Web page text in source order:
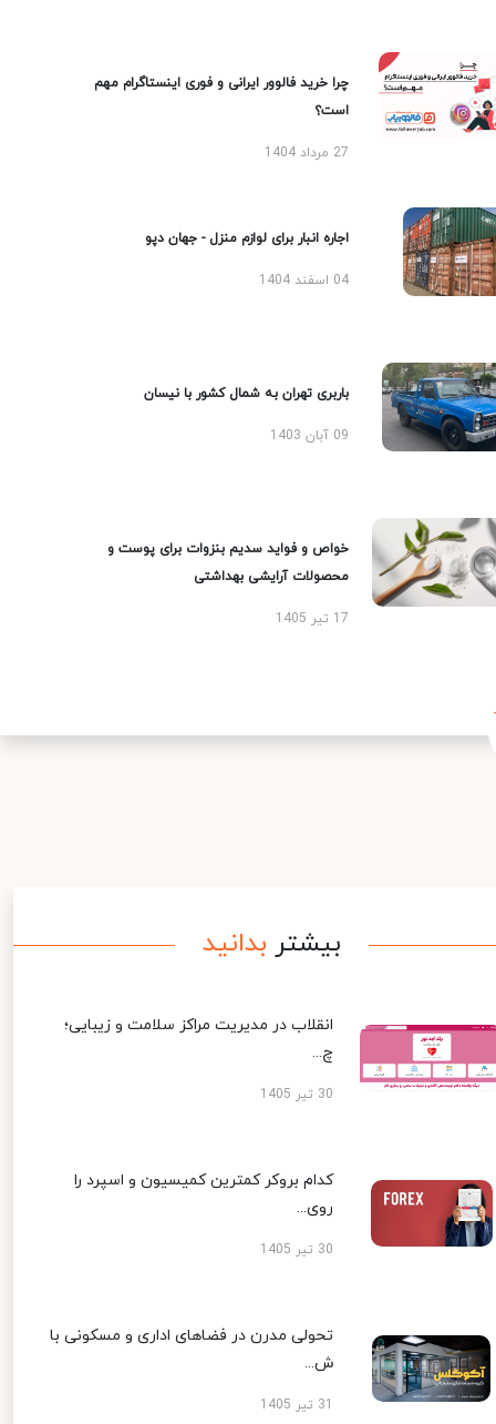
چرا خرید فالوور ایرانی و فوری اینستاگرام مهم
است؟
27 مرداد 1404
اجاره انبار برای لوازم منزل - جهان دپو
04 اسفند 1404
باربری تهران به شمال کشور با نیسان
09 آبان 1403
خواص و فواید سدیم بنزوات برای پوست و
محصولات آرایشی بهداشتی
17 تیر 1405
بیشتر بدانید
انقلاب در مدیریت مراکز سلامت و زیبایی؛
چ...
30 تیر 1405
کدام بروکر کمترین کمیسیون و اسپرد را
روی...
30 تیر 1405
تحولی مدرن در فضاهای اداری و مسکونی با
ش...